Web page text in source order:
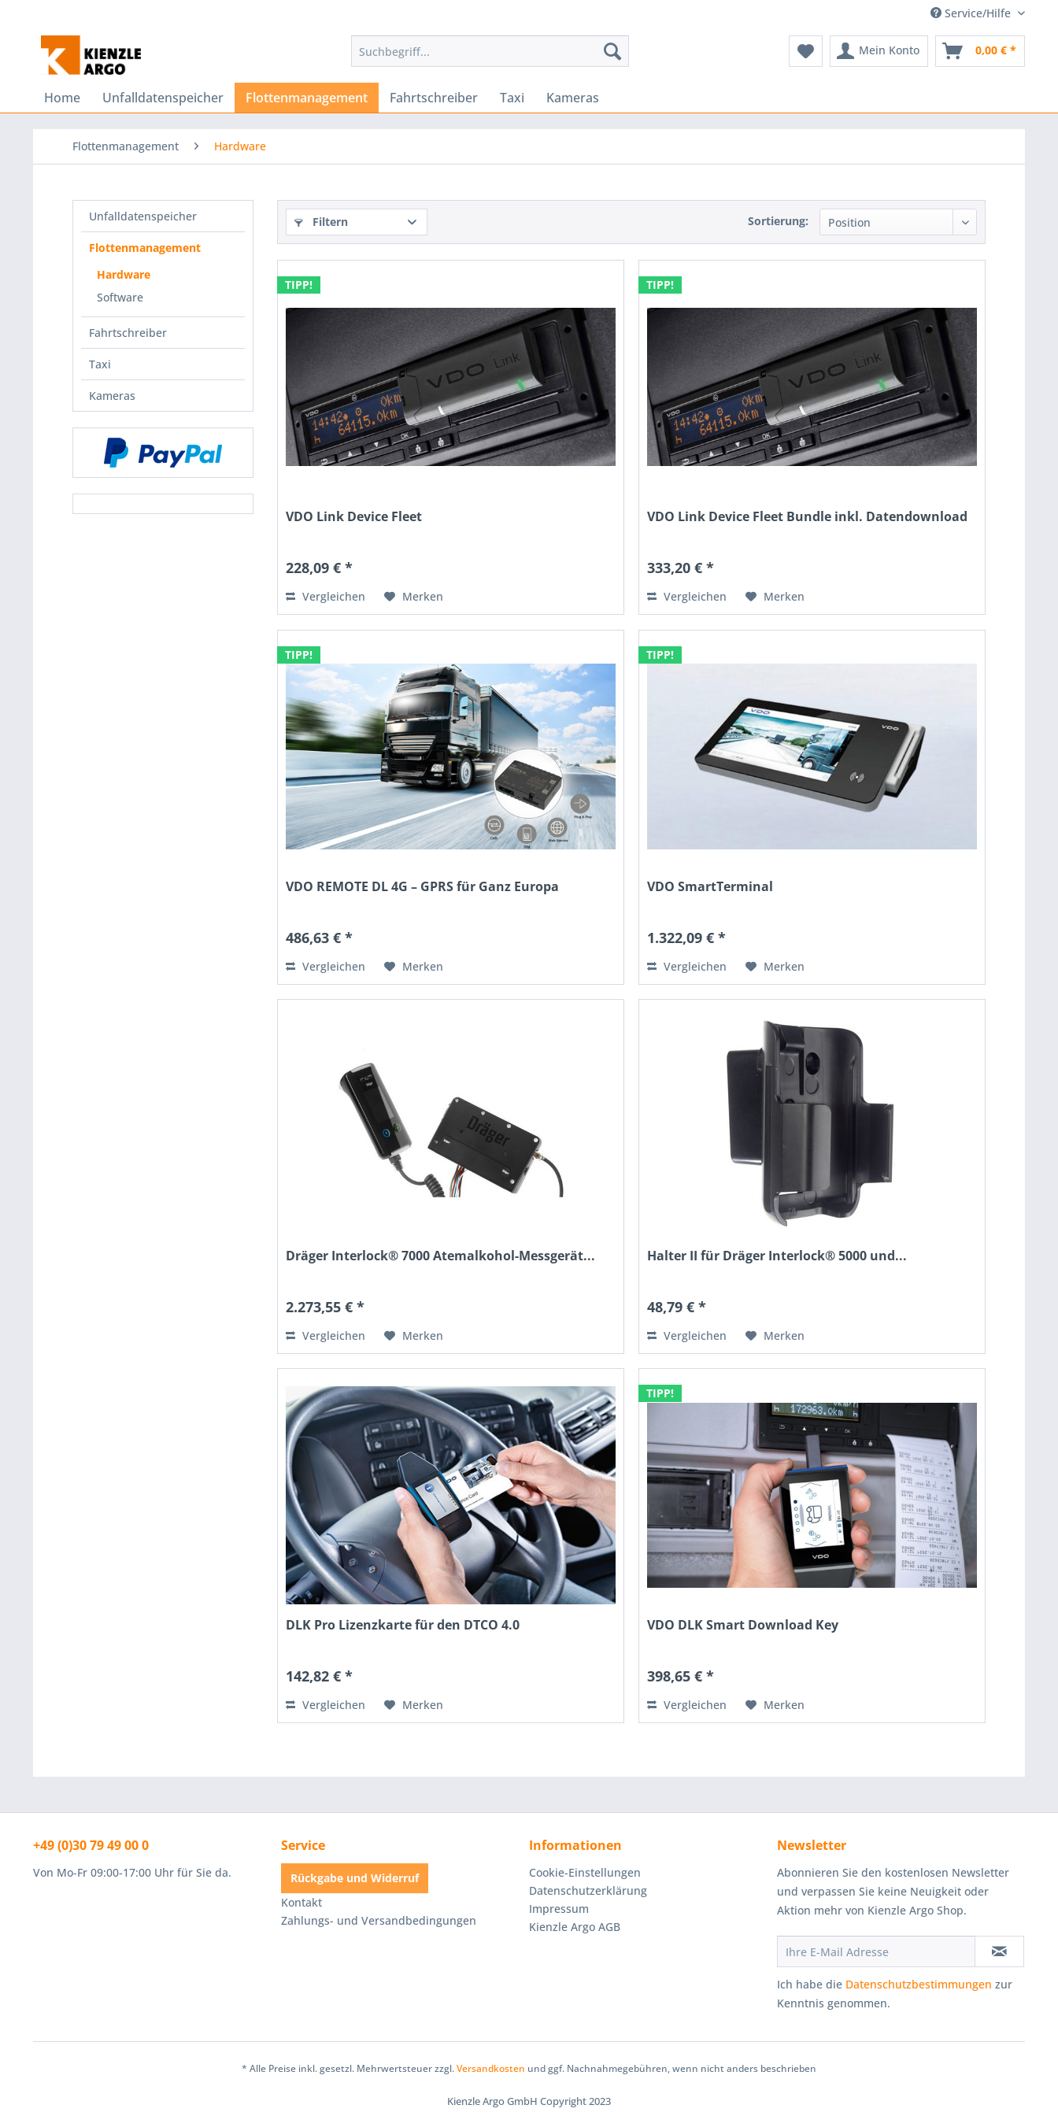
Service/Hilfe
Mein Konto 0,00 € *
Home Unfalldatenspeicher Flottenmanagement Fahrtschreiber Taxi Kameras
Flottenmanagement Hardware
Unfalldatenspeicher
Flottenmanagement
Hardware
Software
Fahrtschreiber
Taxi
Kameras
Filtern Sortierung:
TIPP!
VDO Link Device Fleet
228,09 € *
Vergleichen Merken
TIPP!
VDO Link Device Fleet Bundle inkl. Datendownload
333,20 € *
Vergleichen Merken
TIPP!
VDO REMOTE DL 4G – GPRS für Ganz Europa
486,63 € *
Vergleichen Merken
TIPP!
VDO SmartTerminal
1.322,09 € *
Vergleichen Merken
Dräger Interlock® 7000 Atemalkohol-Messgerät...
2.273,55 € *
Vergleichen Merken
Halter II für Dräger Interlock® 5000 und...
48,79 € *
Vergleichen Merken
DLK Pro Lizenzkarte für den DTCO 4.0
142,82 € *
Vergleichen Merken
TIPP!
VDO DLK Smart Download Key
398,65 € *
Vergleichen Merken
+49 (0)30 79 49 00 0
Von Mo-Fr 09:00-17:00 Uhr für Sie da.
Service
Rückgabe und Widerruf
Kontakt
Zahlungs- und Versandbedingungen
Informationen
Cookie-Einstellungen
Datenschutzerklärung
Impressum
Kienzle Argo AGB
Newsletter
Abonnieren Sie den kostenlosen Newsletter
und verpassen Sie keine Neuigkeit oder
Aktion mehr von Kienzle Argo Shop.
Ich habe die Datenschutzbestimmungen zur
Kenntnis genommen.
* Alle Preise inkl. gesetzl. Mehrwertsteuer zzgl.Versandkosten und ggf. Nachnahmegebühren, wenn nicht anders beschrieben
Kienzle Argo GmbH Copyright 2023